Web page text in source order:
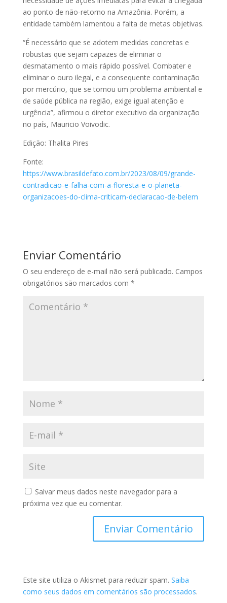
ao ponto de não-retorno na Amazônia. Porém, a
entidade também lamentou a falta de metas objetivas.
“É necessário que se adotem medidas concretas e
robustas que sejam capazes de eliminar o
desmatamento o mais rápido possível. Combater e
eliminar o ouro ilegal, e a consequente contaminação
por mercúrio, que se tornou um problema ambiental e
de saúde pública na região, exige igual atenção e
urgência”, afirmou o diretor executivo da organização
no país, Mauricio Voivodic.
Edição: Thalita Pires
Fonte:
https://www.brasildefato.com.br/2023/08/09/grande-
contradicao-e-falha-com-a-floresta-e-o-planeta-
organizacoes-do-clima-criticam-declaracao-de-belem
Enviar Comentário
O seu endereço de e-mail não será publicado. Campos
obrigatórios são marcados com *
Salvar meus dados neste navegador para a
próxima vez que eu comentar.
Este site utiliza o Akismet para reduzir spam. Saiba
como seus dados em comentários são processados.